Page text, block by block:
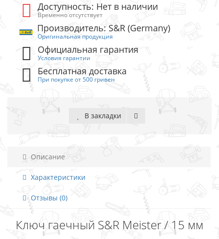
Доступность: Нет в наличии
Временно отсутствует
Производитель: S&R (Germany)
Оригинальная продукция
Официальная гарантия
Условия гарантии
Бесплатная доставка
При покупке от 500 гривен
В закладки
Описание
Характеристики
Отзывы (0)
Ключ гаечный S&R Meister / 15 мм